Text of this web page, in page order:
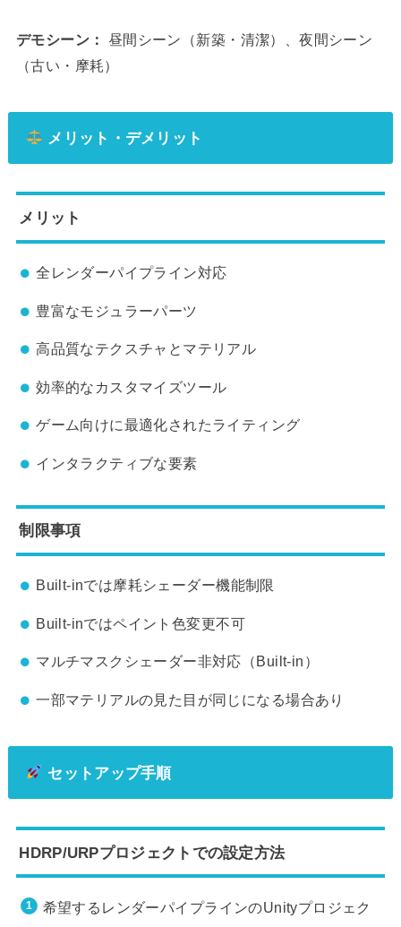
デモシーン：
昼間シーン（新築・清潔）、夜間シーン
（古い・摩耗）
メリット・デメリット
メリット
全レンダーパイプライン対応
豊富なモジュラーパーツ
高品質なテクスチャとマテリアル
効率的なカスタマイズツール
ゲーム向けに最適化されたライティング
インタラクティブな要素
制限事項
Built-inでは摩耗シェーダー機能制限
Built-inではペイント色変更不可
マルチマスクシェーダー非対応（Built-in）
一部マテリアルの見た目が同じになる場合あり
セットアップ手順
HDRP/URPプロジェクトでの設定方法
希望するレンダーパイプラインのUnityプロジェク